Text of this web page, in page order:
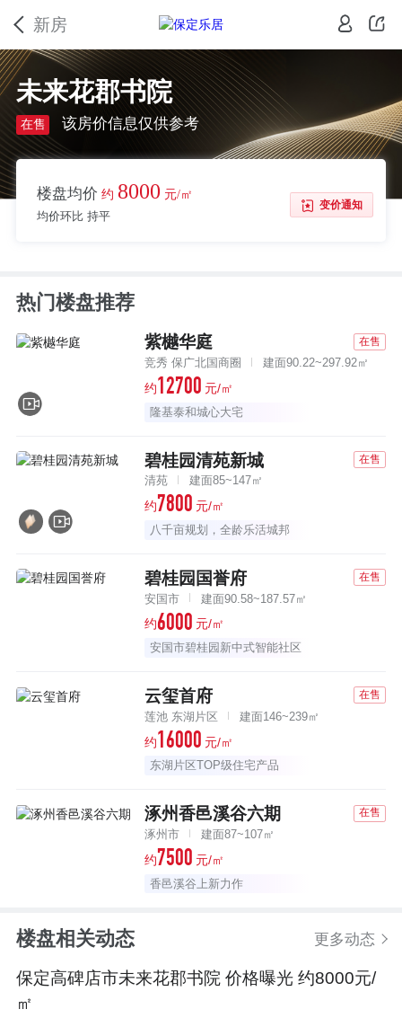
新房
未来花郡书院
在售 该房价信息仅供参考
楼盘均价 约 8000 元/㎡
均价环比 持平
变价通知
热门楼盘推荐
紫樾华庭 在售
竞秀 保广北国商圈 建面90.22~297.92㎡
约12700 元/㎡
隆基泰和城心大宅
碧桂园清苑新城 在售
清苑 建面85~147㎡
约7800 元/㎡
八千亩规划，全龄乐活城邦
碧桂园国誉府 在售
安国市 建面90.58~187.57㎡
约6000 元/㎡
安国市碧桂园新中式智能社区
云玺首府 在售
莲池 东湖片区 建面146~239㎡
约16000 元/㎡
东湖片区TOP级住宅产品
涿州香邑溪谷六期 在售
涿州市 建面87~107㎡
约7500 元/㎡
香邑溪谷上新力作
楼盘相关动态 更多动态
保定高碑店市未来花郡书院 价格曝光 约8000元/
㎡